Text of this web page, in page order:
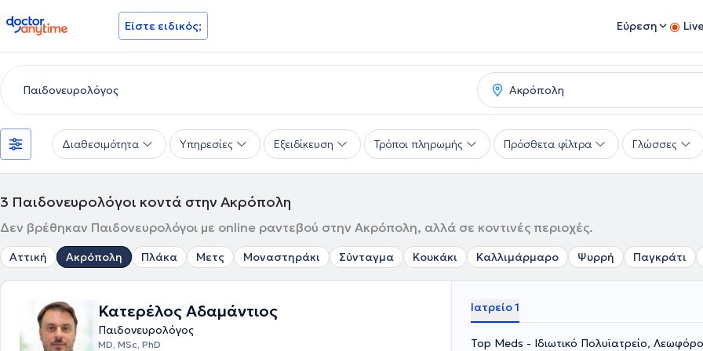
doctoranytime Είστε ειδικός; Εύρεση
Διαθεσιμότητα Υπηρεσίες Εξειδίκευση Τρόποι πληρωμής Πρόσθετα φίλτρα Γλώσσες
3 Παιδονευρολόγοι κοντά στην Ακρόπολη
Δεν βρέθηκαν Παιδονευρολόγοι με online ραντεβού στην Ακρόπολη, αλλά σε κοντινές περιοχές.
Αττική Ακρόπολη Πλάκα Μετς Μοναστηράκι Σύνταγμα Κουκάκι Καλλιμάρμαρο Ψυρρή Παγκράτι
Κατερέλος Αδαμάντιος
Παιδονευρολόγος
MD, MSc, PhD
Ιατρείο 1
Top Meds - Ιδιωτικό Πολυϊατρείο,